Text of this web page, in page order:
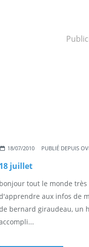
18/07/2010 PUBLIÉ DEPUIS
18 juillet
bonjour tout le monde
aux infos de
bernard giraudeau, un